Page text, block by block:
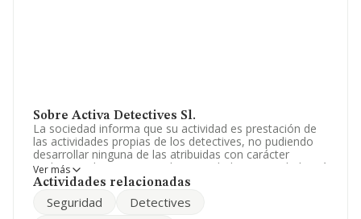
Sobre Activa Detectives Sl.
La sociedad informa que su actividad es prestación de
las actividades propias de los detectives, no pudiendo
desarrollar ninguna de las atribuidas con carácter
exclusivo a las empresas de seguridad. La sociedad está
inscrita en el Registro Mercantil como Sociedad
'%cnae%'. No realiza actividad de importación y/o
Ver más
Actividades relacionadas
Seguridad
Detectives